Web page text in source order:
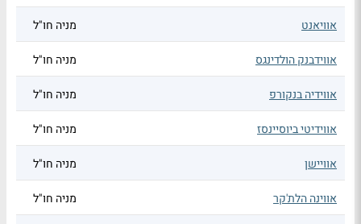
אוויאנט מניה חו"ל
אווידבנק הולדינגס מניה חו"ל
אווידיה בנקורפ מניה חו"ל
אווידיטי ביוסיינסז מניה חו"ל
אוויישן מניה חו"ל
אווינה הלת'קר מניה חו"ל